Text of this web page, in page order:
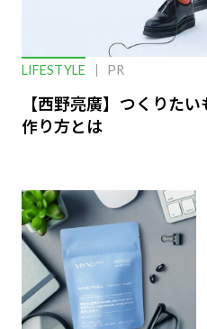
LIFESTYLE PR
【西野亮廣】つくりた
作り方とは